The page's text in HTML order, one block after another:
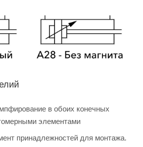
в обоих конечных
элементами
принадлежностей для монтажа.